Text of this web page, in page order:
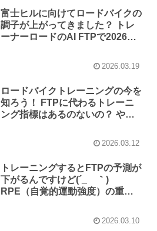
富士ヒルに向けてロードバイクの
調子が上がってきました？ トレ
ーナーロードのAI FTPで2026年3
2026.03.19
ロードバイクトレーニングの今を
知ろう！ FTPに代わるトレーニ
ング指標はあるのないの？ やっ
2026.03.12
トレーニングするとFTPの予測が
下がるんですけど(´_ゝ｀)
RPE（自覚的運動強度）の重要
2026.03.10